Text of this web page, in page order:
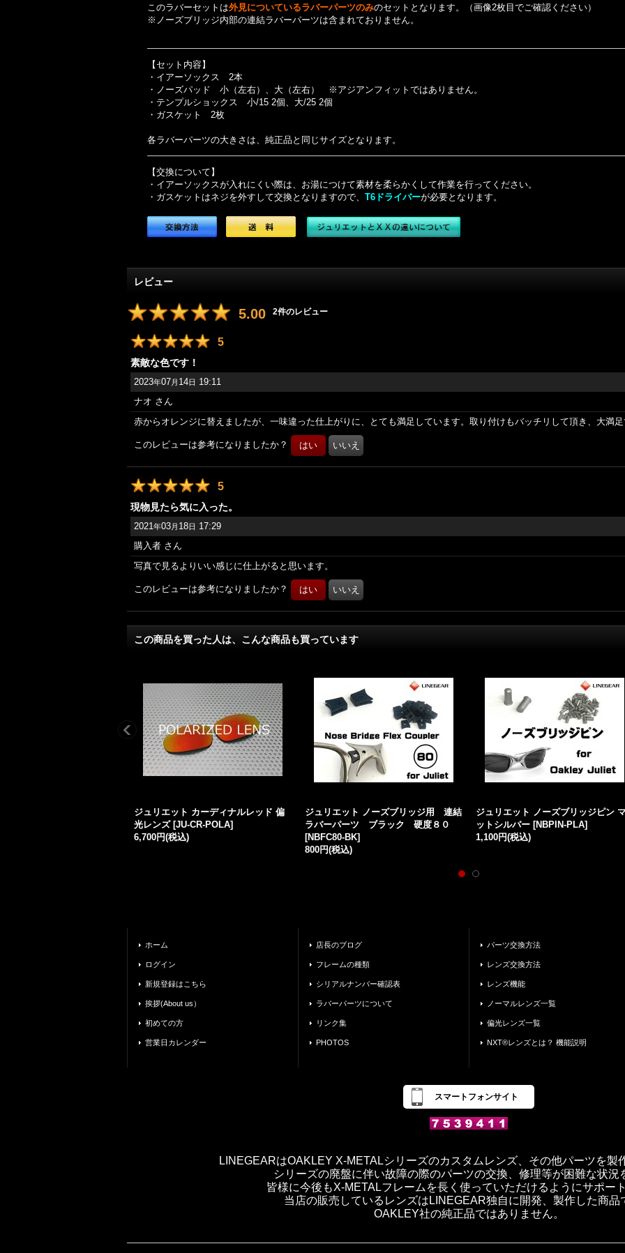
このラバーセットは外見についているラバーパーツのみのセットとなります。（画像2枚目でご確認ください）
※ノーズブリッジ内部の連結ラバーパーツは含まれておりません。
【セット内容】
・イアーソックス 2本
・ノーズパッド 小（左右）、大（左右） ※アジアンフィットではありません。
・テンプルショックス 小/15 2個、大/25 2個
・ガスケット 2枚
各ラバーパーツの大きさは、純正品と同じサイズとなります。
【交換について】
・イアーソックスが入れにくい際は、お湯につけて素材を柔らかくして作業を行ってください。
・ガスケットはネジを外すして交換となりますので、 T6ドライバーが必要となります。
レビュー
5.00 2件のレビュー
5
素敵な色です！
2023年07月 14日 19:11
ナオ さん
赤からオレンジに替えましたが、一味違った仕上がりに、とても満足しています。取り付けもバッチリして頂き、大満
このレビューは参考になりましたか？
5
現物見たら気に入った。
2021年03月 18日 17:29
購入者 さん
写真で見るよりいい感じに仕上がると思います。
このレビューは参考になりましたか？
この商品を買った人は、こんな商品も買っています
ジュリエット カーディナルレッド 偏
光レンズ [JU-CR-POLA]
6,700円(税込)
ジュリエット ノーズブリッジ用 連結
ラバーパーツ ブラック 硬度８０
[NBFC80-BK]
800円(税込)
ジュリエット ノーズブリッジピン
ットシルバー [NBPIN-PLA]
1,100円(税込)
ホーム
ログイン
新規登録はこちら
挨拶(About us）
初めての方
営業日カレンダー
店長のブログ
フレームの種類
シリアルナンバー確認表
ラバーパーツについて
リンク集
PHOTOS
パーツ交換方法
レンズ交換方法
レンズ機能
ノーマルレンズ一覧
偏光レンズ一覧
NXT®レンズとは？ 機能説明
スマートフォンサイト
LINEGEARはOAKLEY X-METALシリーズのカスタムレンズ、その他パーツを製
シリーズの廃盤に伴い故障の際のパーツの交換、修理等が困難な状況
皆様に今後もX-METALフレームを長く使っていただけるようにサポー
当店の販売しているレンズはLINEGEAR独自に開発、製作した商品
OAKLEY社の純正品ではありません。